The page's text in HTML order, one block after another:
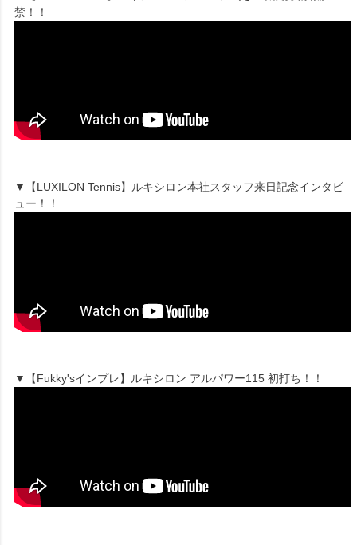
禁！！
▼【LUXILON Tennis】ルキシロン本社スタッフ来日記念インタビ
ュー！！
▼【Fukky'sインプレ】ルキシロン アルパワー115 初打ち！！